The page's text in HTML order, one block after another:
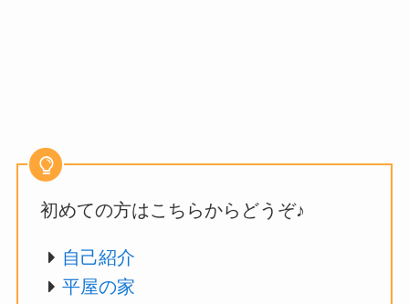
初めての方はこちらからどうぞ♪
自己紹介
平屋の家